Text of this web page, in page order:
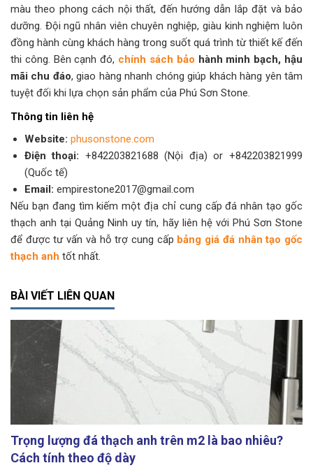
màu theo phong cách nội thất, đến hướng dẫn lắp đặt và bảo
dưỡng. Đội ngũ nhân viên chuyên nghiệp, giàu kinh nghiệm luôn
đồng hành cùng khách hàng trong suốt quá trình từ thiết kế đến
thi công. Bên cạnh đó, chính sách bảo hành minh bạch, hậu
mãi chu đáo, giao hàng nhanh chóng giúp khách hàng yên tâm
tuyệt đối khi lựa chọn sản phẩm của Phú Sơn Stone.
Thông tin liên hệ
Website: phusonstone.com
Điện thoại: +842203821688 (Nội địa) or +842203821999
(Quốc tế)
Email: empirestone2017@gmail.com​
Nếu bạn đang tìm kiếm một địa chỉ cung cấp đá nhân tạo gốc
thạch anh tại Quảng Ninh uy tín, hãy liên hệ với Phú Sơn Stone
để được tư vấn và hỗ trợ cung cấp bảng giá đá nhân tạo gốc
thạch anh tốt nhất.​
BÀI VIẾT LIÊN QUAN
Trọng lượng đá thạch anh trên m2 là bao nhiêu?
Cách tính theo độ dày